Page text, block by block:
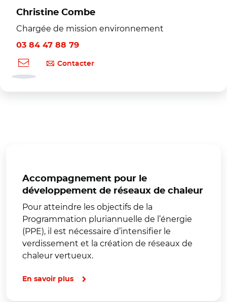
Christine Combe
Chargée de mission environnement
03 84 47 88 79
Contacter
Accompagnement pour le
développement de réseaux de chaleur
Pour atteindre les objectifs de la
Programmation pluriannuelle de l’énergie
(PPE), il est nécessaire d’intensifier le
verdissement et la création de réseaux de
chaleur vertueux.
En savoir plus